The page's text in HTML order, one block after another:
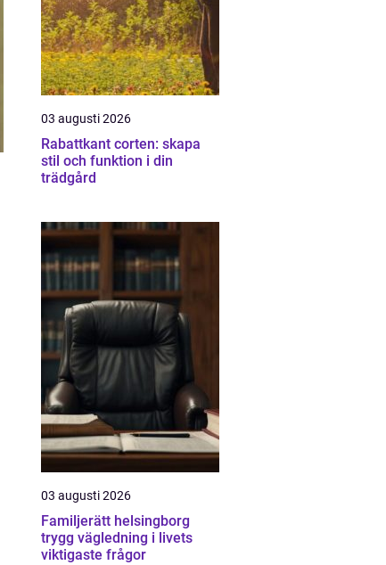
03 augusti 2026
Rabattkant corten: skapa
stil och funktion i din
trädgård
03 augusti 2026
Familjerätt helsingborg
trygg vägledning i livets
viktigaste frågor